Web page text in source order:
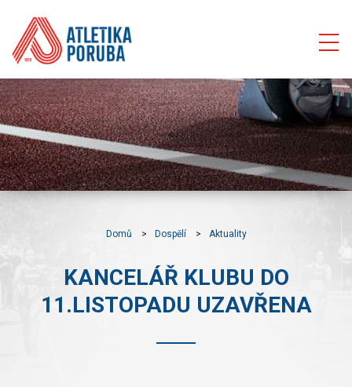
Domů Dospělí Aktuality
KANCELÁŘ KLUBU DO
11.LISTOPADU UZAVŘENA